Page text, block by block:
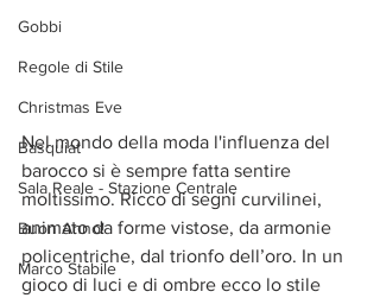
Gobbi
Regole di Stile
Christmas Eve
Basquiat
Sala Reale - Stazione Centrale
Buon Anno!
Marco Stabile
Nel mondo della moda l'influenza del
barocco si è sempre fatta sentire
moltissimo. Ricco di segni curvilinei,
animato da forme vistose, da armonie
policentriche, dal trionfo dell’oro. In un
gioco di luci e di ombre ecco lo stile